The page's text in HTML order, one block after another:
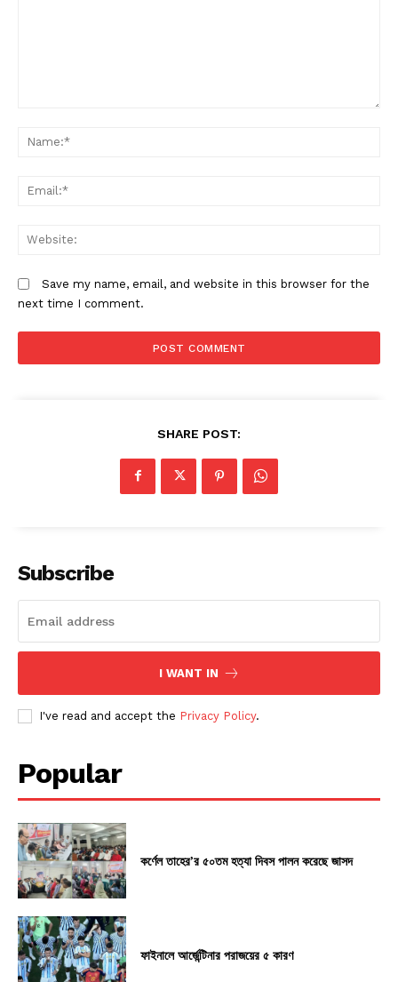
Save my name, email, and website in this browser for the
next time I comment.
SHARE POST:
Subscribe
I WANT IN
I've read and accept the Privacy Policy.
Popular
কর্ণেল তাহের’র ৫০তম হত্যা দিবস পালন করেছে জাসদ
ফাইনালে আর্জেন্টিনার পরাজয়ের ৫ কারণ